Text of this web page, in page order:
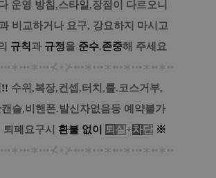
운영 방침,스타일,장점이 다르오니
비교하거나 요구, 강요하지 마시고
규칙 과 규정을 준수.존중해 주세요
!! 수위,복장,컨셉,터치,룰.코스거부,
슬,비핸폰.발신자없음등 예약불가
퇴폐요구시 환불 없이 퇴 실 +차단 ※